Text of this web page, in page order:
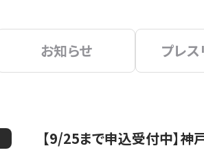
お知らせ プレス
【9/25まで申込受付中】神